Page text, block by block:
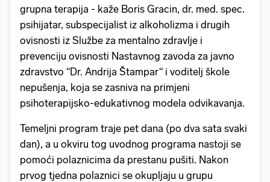
grupna terapija - kaže Boris Gracin, dr. med. spec.
psihijatar, subspecijalist iz alkoholizma i drugih
ovisnosti iz Službe za mentalno zdravlje i
prevenciju ovisnosti Nastavnog zavoda za javno
zdravstvo “Dr. Andrija Štampar“ i voditelj škole
nepušenja, koja se zasniva na primjeni
psihoterapijsko-edukativnog modela odvikavanja.
Temeljni program traje pet dana (po dva sata svaki
dan), a u okviru tog uvodnog programa nastoji se
pomoći polaznicima da prestanu pušiti. Nakon
prvog tjedna polaznici se okupljaju u grupu